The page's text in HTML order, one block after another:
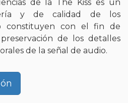
de la The Kiss es un
y de calidad de los
constituyen con el fin de
de los detalles
de la señal de audio.